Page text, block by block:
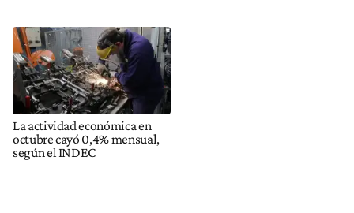
La actividad económica en
octubre cayó 0,4% mensual,
según el INDEC